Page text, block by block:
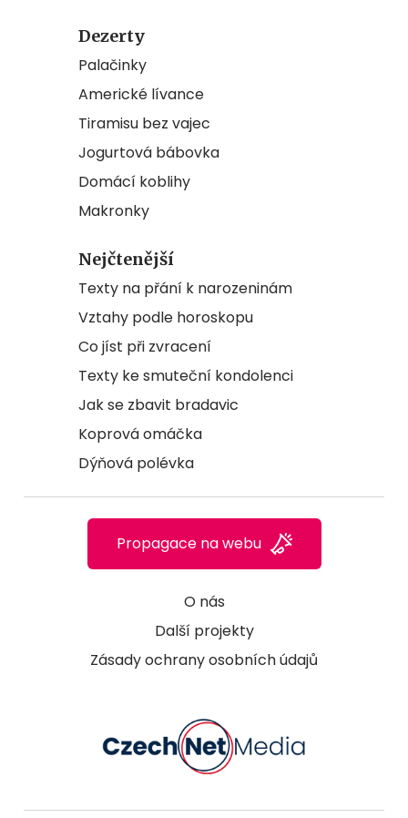
Dezerty
Palačinky
Americké lívance
Tiramisu bez vajec
Jogurtová bábovka
Domácí koblihy
Makronky
Nejčtenější
Texty na přání k narozeninám
Vztahy podle horoskopu
Co jíst při zvracení
Texty ke smuteční kondolenci
Jak se zbavit bradavic
Koprová omáčka
Dýňová polévka
O nás
Další projekty
Zásady ochrany osobních údajů
Propagace na webu